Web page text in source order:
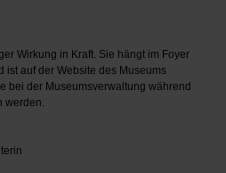
Wirkung in Kraft. Sie hängt im Foyer
ist auf der Website des Museums
bei der Museumsverwaltung während
werden.